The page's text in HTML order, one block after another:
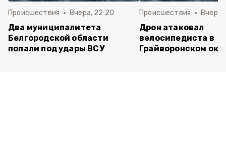
Происшествия Вчера, 22:20
Два муниципалитета
Белгородской области
попали под удары ВСУ
Происшествия Вчера,
Дрон атаковал
велосипедиста в
Грайворонском